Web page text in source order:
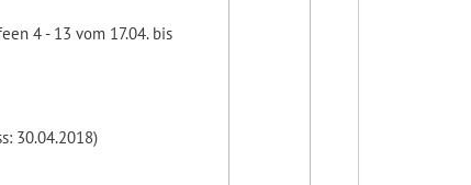
4 - 13 vom 17.04. bis
30.04.2018)